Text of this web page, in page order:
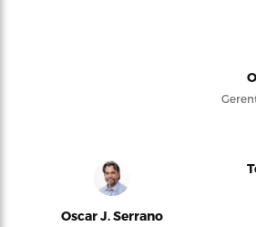
Oscar J. Serrano